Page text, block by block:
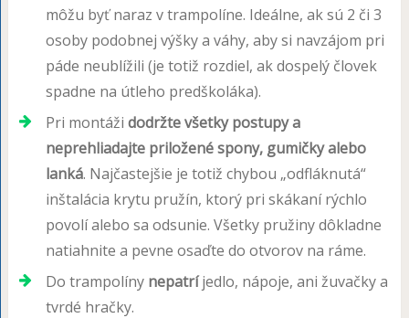
môžu byť naraz v trampolíne. Ideálne, ak sú 2 či 3
osoby podobnej výšky a váhy, aby si navzájom pri
páde neublížili (je totiž rozdiel, ak dospelý človek
spadne na útleho predškoláka).
Pri montáži dodržte všetky postupy a
neprehliadajte priložené spony, gumičky alebo
lanká. Najčastejšie je totiž chybou „odfláknutá“
inštalácia krytu pružín, ktorý pri skákaní rýchlo
povolí alebo sa odsunie. Všetky pružiny dôkladne
natiahnite a pevne osaďte do otvorov na ráme.
Do trampolíny nepatríjedlo, nápoje, ani žuvačky a
tvrdé hračky.